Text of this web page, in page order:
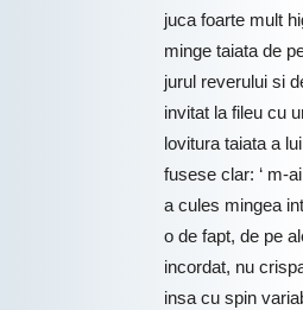
juca foarte mult
minge taiata de
jurul reverului si
invitat la fileu cu
lovitura taiata a
fusese clar: ‘ m-
a cules mingea
o de fapt, de pe
incordat, nu
insa cu spin